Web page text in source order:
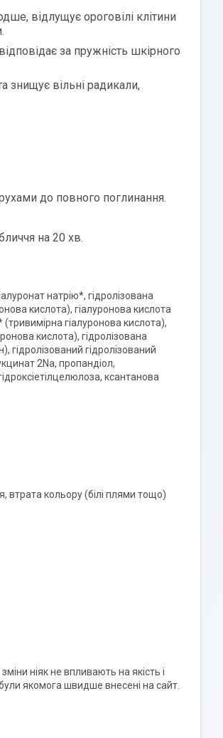
відлущує ороговілі клітини
за пружність шкірного
знищує вільні радикали,
до повного поглинання.
на 20 хв.
натрію*, гідролізована
кислота), гіалуронова кислота
(тривимірна гіалуронова кислота),
кислота), гідролізована
гідролізований гідролізований
2Na, пропандіол,
ксантанова
втрата кольору (білі плями тощо)
ніяк не впливають на якість і
якомога швидше внесені на сайт.